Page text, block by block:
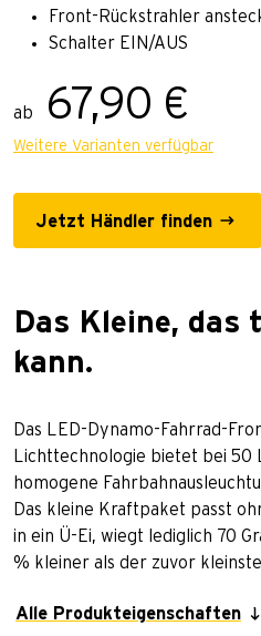
Front-Rückstrahler
Schalter EIN/AUS
ab 67,90 €
Weitere Varianten verfügbar
Jetzt Händler finden
Das Kleine, das
kann.
Das LED-Dynamo-Fahrrad-
Lichttechnologie bietet bei 50
homogene
Das kleine Kraftpaket passt
in ein Ü-Ei, wiegt lediglich 70
% kleiner als der zuvor
Alle Produkteigenschaften